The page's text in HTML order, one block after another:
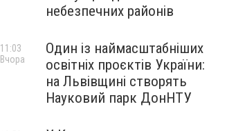
небезпечних районів
Один із наймасштабніших
освітніх проєктів України:
на Львівщині створять
Науковий парк ДонНТУ
11:03
Вчора